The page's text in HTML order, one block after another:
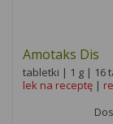
Amotaks Dis
tabletki | 1 g | 16
lek na receptę |